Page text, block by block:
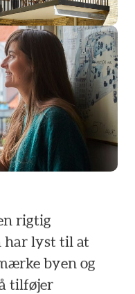
rigtig
har lyst til at
byen og
tilføjer